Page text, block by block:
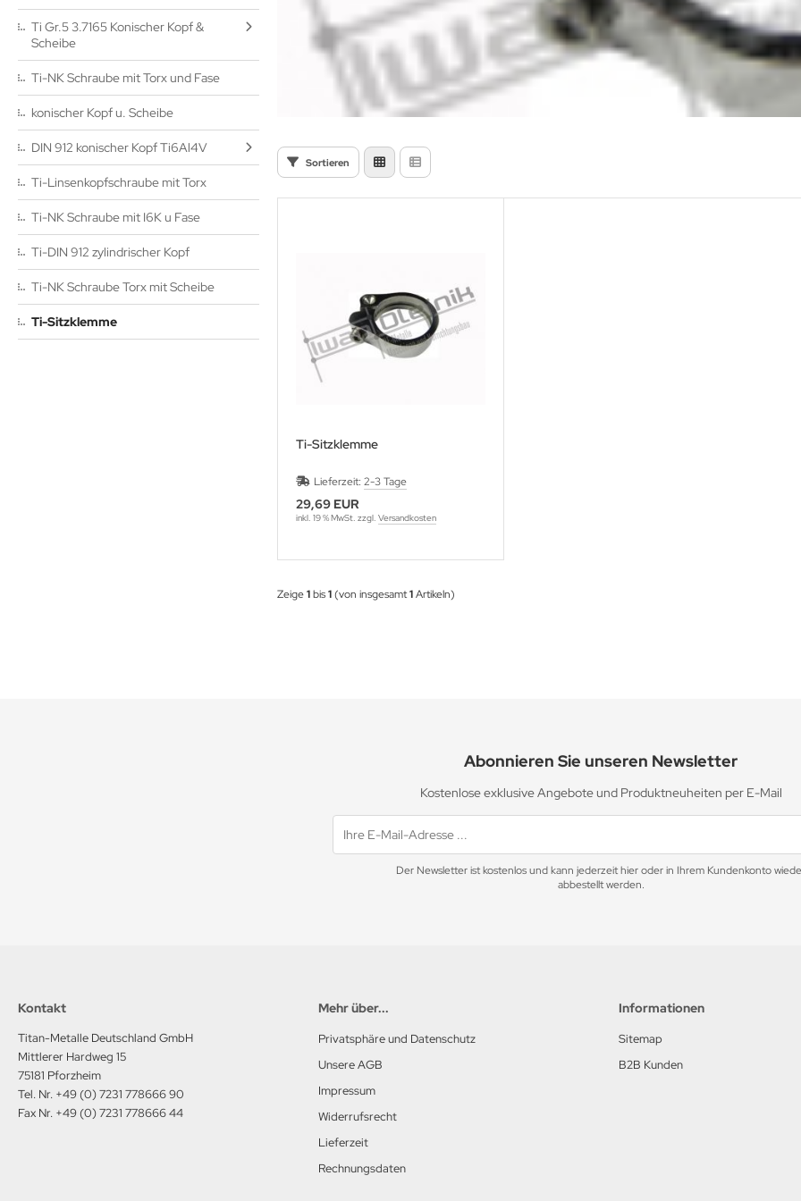
Ti Gr.5 3.7165 Konischer Kopf &
Scheibe
Ti-NK Schraube mit Torx und Fase
konischer Kopf u. Scheibe
DIN 912 konischer Kopf Ti6Al4V
Ti-Linsenkopfschraube mit Torx
Ti-NK Schraube mit I6K u Fase
Ti-DIN 912 zylindrischer Kopf
Ti-NK Schraube Torx mit Scheibe
Ti-Sitzklemme
Sortieren
Ti-Sitzklemme
Lieferzeit: 2-3 Tage
29,69 EUR
inkl. 19 % MwSt. zzgl. Versandkosten
Zeige1bis1(von insgesamt1Artikeln)
Abonnieren Sie unseren Newsletter
Kostenlose exklusive Angebote und Produktneuheiten per E-Mail
Der Newsletter ist kostenlos und kann jederzeit hier oder in Ihrem Kundenkonto
abbestellt werden.
Kontakt
Titan-Metalle Deutschland GmbH
Mittlerer Hardweg 15
75181 Pforzheim
Tel. Nr. +49 (0) 7231 778666 90
Fax Nr. +49 (0) 7231 778666 44
Mehr über...
Privatsphäre und Datenschutz
Unsere AGB
Impressum
Widerrufsrecht
Lieferzeit
Rechnungsdaten
Informationen
Sitemap
B2B Kunden
3.7035 DIN 125
3.7035 DIN 963
3.7035 ISO 7380
3.7035 DIN 1587
3.7035 DIN 985
Titan 3.7035 DIN 975
3.7035 DIN 439
3.7035 DIN 982